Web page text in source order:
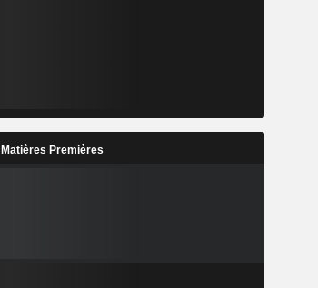
Matières Premières